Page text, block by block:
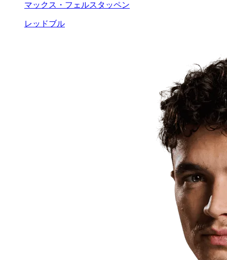
マックス・フェルスタッペン
レッドブル